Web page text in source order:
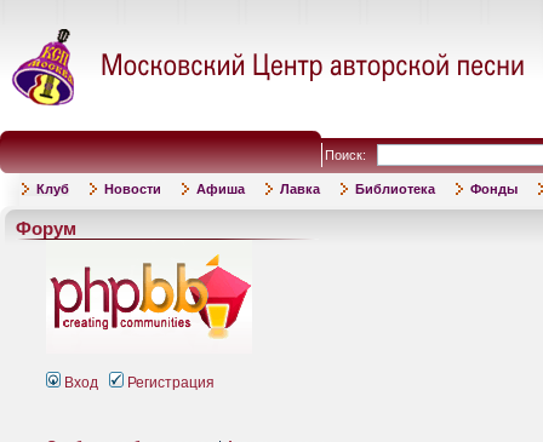
Поиск:
Клуб Новости Афиша Лавка Библиотека Фонды
Форум
Вход Регистрация